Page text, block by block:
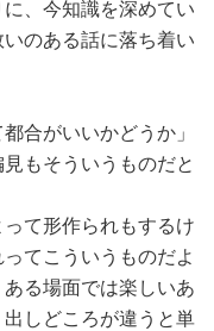
、今知識を深めてい
のある話に落ち着い
合がいいかどうか」
もそういうものだと
て形作られもするけ
てこういうものだよ
る場面では楽しいあ
しどころが違うと単